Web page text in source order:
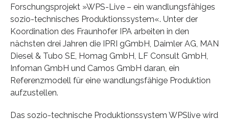
Forschungsprojekt »WPS-Live – ein wandlungsfähiges
sozio-technisches Produktionssystem«. Unter der
Koordination des Fraunhofer IPA arbeiten in den
nächsten drei Jahren die IPRI gGmbH, Daimler AG, MAN
Diesel & Tubo SE, Homag GmbH, LF Consult GmbH,
Infoman GmbH und Camos GmbH daran, ein
Referenzmodell für eine wandlungsfähige Produktion
aufzustellen.
Das sozio-technische Produktionssystem WPSlive wird